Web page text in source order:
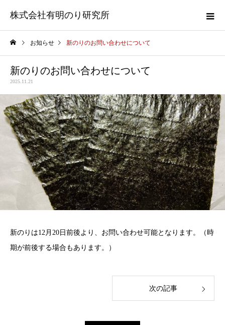
株式会社有明のり研究所
お知らせ 新のりのお問い合わせについて
新のりのお問い合わせについて
2025.11.21
新のりは12月20日前後より、お問い合わせ可能となります。（時
期が前後する場合もあります。）
次の記事